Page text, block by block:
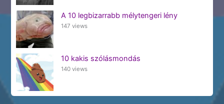
A 10 legbizarrabb mélytengeri lény
147 views
10 kakis szólásmondás
140 views